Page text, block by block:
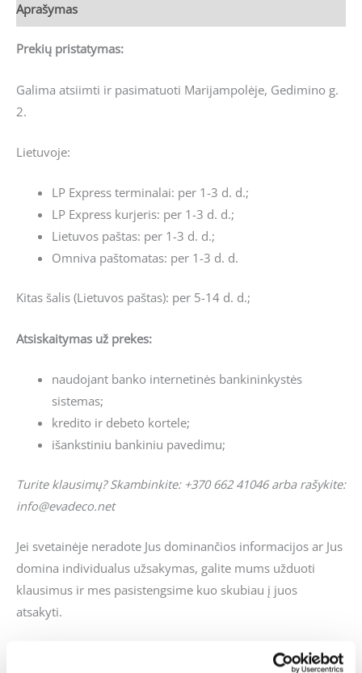
Aprašymas
Prekių pristatymas:
Galima atsiimti ir pasimatuoti Marijampolėje, Gedimino g.
2.
Lietuvoje:
LP Express terminalai: per 1-3 d. d.;
LP Express kurjeris: per 1-3 d. d.;
Lietuvos paštas: per 1-3 d. d.;
Omniva paštomatas: per 1-3 d. d.
Kitas šalis (Lietuvos paštas): per 5-14 d. d.;
Atsiskaitymas už prekes:
naudojant banko internetinės bankininkystės
sistemas;
kredito ir debeto kortele;
išankstiniu bankiniu pavedimu;
Turite klausimų? Skambinkite: +370 662 41046 arba rašykite:
info@evadeco.net
Jei svetainėje neradote Jus dominančios informacijos ar Jus
domina individualus užsakymas, galite mums užduoti
klausimus ir mes pasistengsime kuo skubiau į juos
atsakyti.